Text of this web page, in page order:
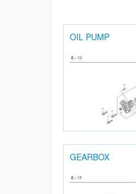
OIL PUMP
GEARBOX